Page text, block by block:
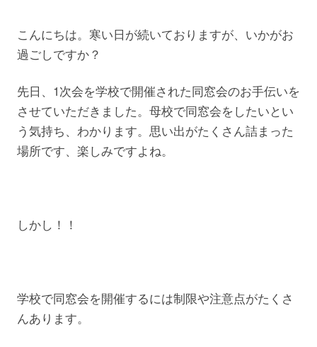
こんにちは。寒い日が続いておりますが、いかがお
過ごしですか？
先日、1次会を学校で開催された同窓会のお手伝いを
させていただきました。母校で同窓会をしたいとい
う気持ち、わかります。思い出がたくさん詰まった
場所です、楽しみですよね。
しかし！！
学校で同窓会を開催するには制限や注意点がたくさ
んあります。